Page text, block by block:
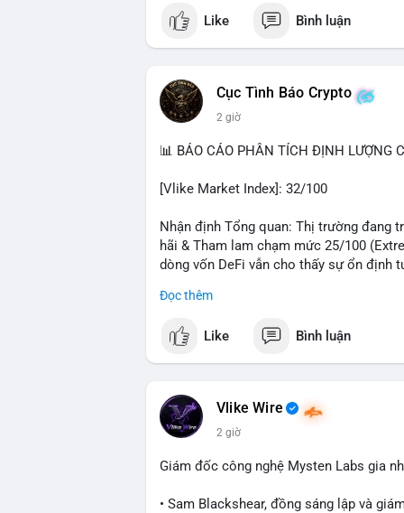
- Nga xác định crypto là tài sản hợp
- Trump hy vọng ký vào luật cấu trúc
Quốc hội
- Steak ’n Shake cho phép nhân viên
#binancesquare
#cryptonews #btc #eth
#hongkong #russia
$btc $eth $sol $xrp $cc #cc$sky#sky
#vlikevn #titanbot
📰 Nguồn: Decrypt
Like Bình luận
Cục Tình Báo Crypto
2 giờ
📊 BÁO CÁO PHÂN TÍCH ĐỊNH LƯỢNG
[Vlike Market Index]: 32/100
Nhận định Tổng quan: Thị trường đang
hãi & Tham lam chạm mức 25/100
dòng vốn DeFi vẫn cho thấy sự ổn định
Phân tích Dòng tiền DeFi (DefiLlama):
sao giữa BSC (4,87 tỷ), Tron (4,85 tỷ)
5 với 4,63 tỷ USD, cho thấy sự trỗi dậy
thấy thanh khoản hệ thống vẫn dồi
cải thiện.
mức dương nhẹ 0,0073%, trong khi ETH
Đọc thêm
Like Bình luận
Vlike Wire
2 giờ
Giám đốc công nghệ Mysten Labs gia
• Sam Blackshear, đồng sáng lập và